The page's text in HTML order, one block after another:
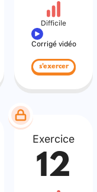
Difficile
Corrigé vidéo
s'exercer
Exercice
12